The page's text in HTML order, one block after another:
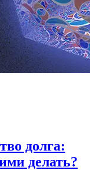
долга:
делать?